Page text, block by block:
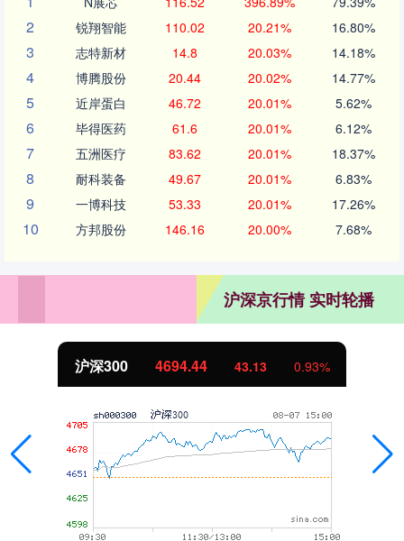
2 锐翔智能 110.02 20.21% 16.80%
3 志特新材 14.8 20.03% 14.18%
4 博腾股份 20.44 20.02% 14.77%
5 近岸蛋白 46.72 20.01% 5.62%
6 毕得医药 61.6 20.01% 6.12%
7 五洲医疗 83.62 20.01% 18.37%
8 耐科装备 49.67 20.01% 6.83%
9 一博科技 53.33 20.01% 17.26%
10 方邦股份 146.16 20.00% 7.68%
沪深京行情 实时轮播
北证50 1134.24 11.37